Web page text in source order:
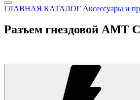
ГЛАВНАЯ КАТАЛОГ Аксессуары и
Разъем гнездовой AMT